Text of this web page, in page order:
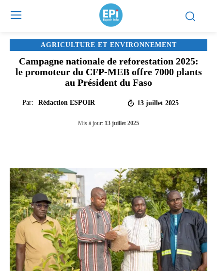
AGRICULTURE ET ENVIRONNEMENT
Campagne nationale de reforestation 2025:
le promoteur du CFP-MEB offre 7000 plants
au Président du Faso
Par: Rédaction ESPOIR 13 juillet 2025
Mis à jour: 13 juillet 2025